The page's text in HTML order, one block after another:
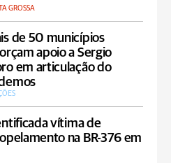
GROSSA
de 50 municípios
apoio a Sergio
em articulação do
vítima de
na BR-376 em